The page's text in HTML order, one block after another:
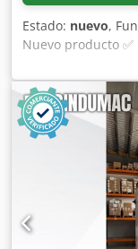
Estado: nuevo,
Nuevo producto
posible El
potente
fácilmente hierba
de trabajo de 58
praderas, lindes
sistema de corte
proporciona un
en hileras con
restos de corte
RR580KRM es